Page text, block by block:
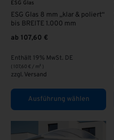
ESG Glas
ESG Glas 8 mm „klar & poliert“
bis BREITE 1.000 mm
ab 107,60 €
Enthält 19% MwSt. DE
( 107,60 € / m² )
zzgl. Versand
Ausführung wählen